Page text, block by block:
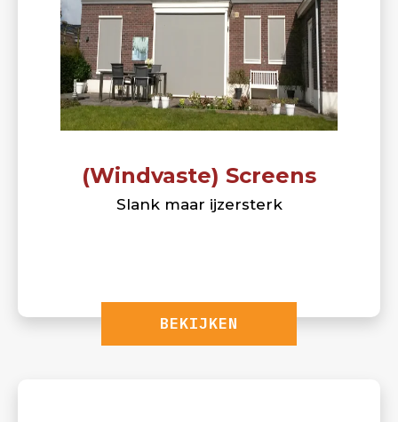
(Windvaste) Screens
Slank maar ijzersterk
BEKIJKEN